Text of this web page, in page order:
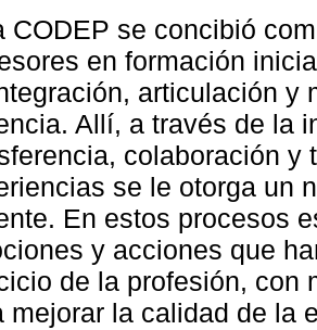
CODEP se concibió
en formación
articulación y
Allí, a través de la
colaboración y
se le otorga un
En estos procesos
y acciones que
de la profesión, con
mejorar la calidad de la